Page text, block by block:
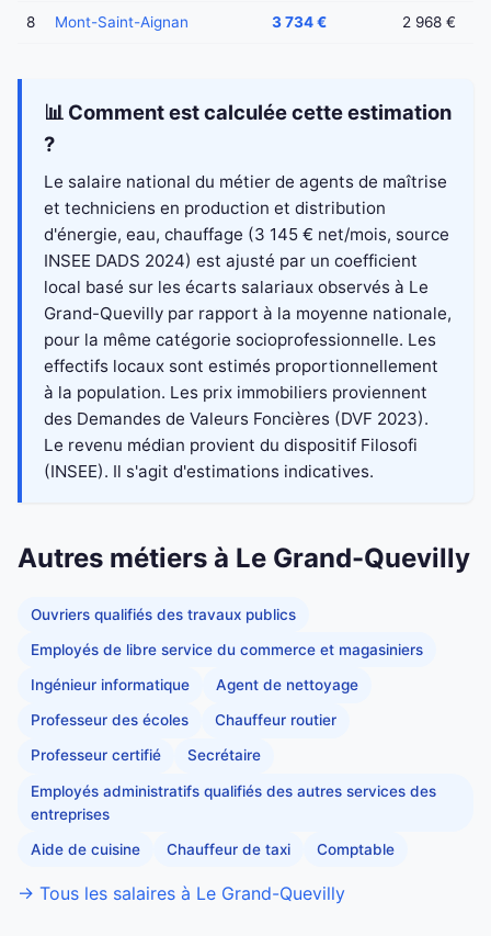
8 Mont-Saint-Aignan 3 734 € 2 968 €
📊 Comment est calculée cette estimation
?
Le salaire national du métier de agents de maîtrise
et techniciens en production et distribution
d'énergie, eau, chauffage (3 145 € net/mois, source
INSEE DADS 2024) est ajusté par un coefficient
local basé sur les écarts salariaux observés à Le
Grand-Quevilly par rapport à la moyenne nationale,
pour la même catégorie socioprofessionnelle. Les
effectifs locaux sont estimés proportionnellement
à la population. Les prix immobiliers proviennent
des Demandes de Valeurs Foncières (DVF 2023).
Le revenu médian provient du dispositif Filosofi
(INSEE). Il s'agit d'estimations indicatives.
Autres métiers à Le Grand-Quevilly
Ouvriers qualifiés des travaux publics
Employés de libre service du commerce et magasiniers
Ingénieur informatique Agent de nettoyage
Professeur des écoles Chauffeur routier
Professeur certifié Secrétaire
Employés administratifs qualifiés des autres services des
entreprises
Aide de cuisine Chauffeur de taxi Comptable
→ Tous les salaires à Le Grand-Quevilly